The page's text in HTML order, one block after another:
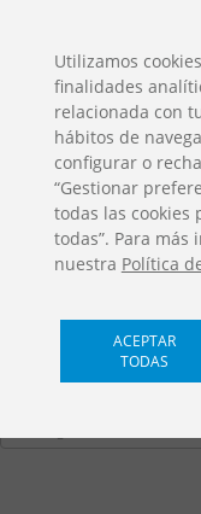
Pegasus/
MG-002
Utilizamos
finalidades
relacionada con
hábitos de
configurar o
“Gestionar
todas las cookies
todas”. Para
nuestra Política
ACEPTAR
TODAS